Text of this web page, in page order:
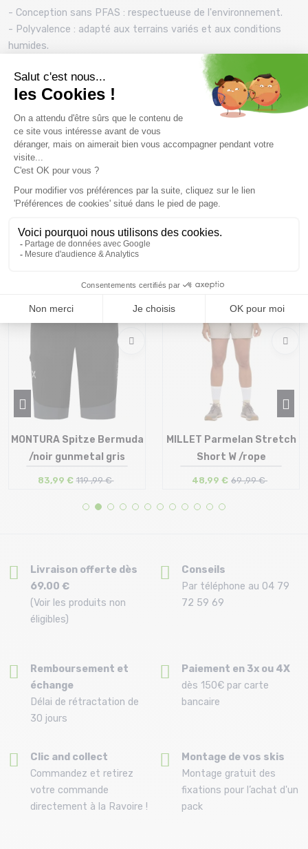
- Conception sans PFAS : respectueuse de l'environnement.
- Polyvalence : adapté aux terrains variés et aux conditions
humides.
- Confort optimal : tissu léger et respirant pour un port
agréable toute la journée.
Le short Columbia Tech Trail Utility Short est un choix fiable
pour les amateurs de randonnée à la recherche de
performance, de confort et de durabilité.
Prix et descriptifs sous réserve de disponibilité au magasin
Montaz , La Ravoire. Les tarifs du catalogue sont toutes taxes
comprises.
Vous pourriez aussi aimer
Taille en stock
MONTURA Spitze Bermuda
/noir gunmetal gris
83,99 € 119 ,99 €
Taille en stock
MILLET Parmelan Stretch
Short W /rope
48,99 € 69 ,99 €
Livraison offerte dès
69.00 €
(Voir les produits non
éligibles)
Conseils
Par téléphone au 04 79
72 59 69
Remboursement et
échange
Délai de rétractation de
30 jours
Paiement en 3x ou 4X
dès 150€ par carte
bancaire
Clic and collect
Commandez et retirez
votre commande
directement à la Ravoire !
Montage de vos skis
Montage gratuit des
fixations pour l’achat d'un
pack